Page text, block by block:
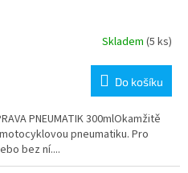
Skladem (5 ks)
Do košíku
PNEUMATIK 300mlOkamžitě
pneumatiku. Pro
bez ní....